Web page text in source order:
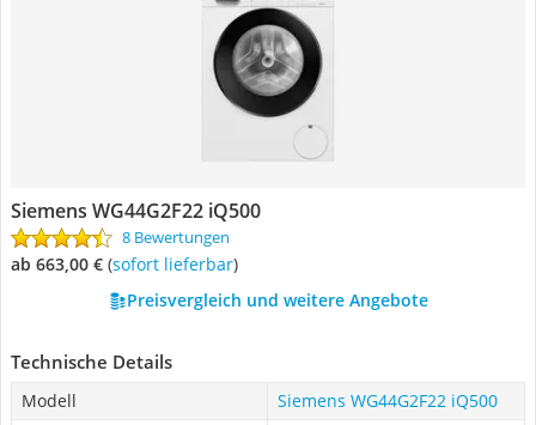
Siemens WG44G2F22 iQ500
8 Bewertungen
ab 663,00 € ( Sofort lieferbar)
Preisvergleich und weitere Angebote
Technische Details
Modell
Siemens WG44G2F22 iQ500